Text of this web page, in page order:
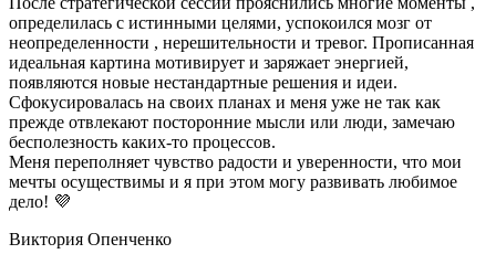
определилась с истинными целями, успокоился мозг от
неопределенности , нерешительности и тревог. Прописанная
идеальная картина мотивирует и заряжает энергией,
появляются новые нестандартные решения и идеи.
Сфокусировалась на своих планах и меня уже не так как
прежде отвлекают посторонние мысли или люди, замечаю
бесполезность каких-то процессов.
Меня переполняет чувство радости и уверенности, что мои
мечты осуществимы и я при этом могу развивать любимое
дело! 💜
Виктория Опенченко